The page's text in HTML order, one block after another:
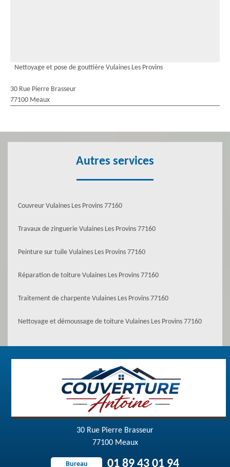
Nettoyage et pose de gouttière Vulaines Les Provins
30 Rue Pierre Brasseur
77100 Meaux
Autres services
Couvreur Vulaines Les Provins 77160
Travaux de zinguerie Vulaines Les Provins 77160
Peinture sur tuile Vulaines Les Provins 77160
Réparation de toiture Vulaines Les Provins 77160
Traitement de charpente Vulaines Les Provins 77160
Nettoyage et démoussage de toiture Vulaines Les Provins 77160
30 Rue Pierre Brasseur
77100 Meaux
Bureau 01 89 43 01 94